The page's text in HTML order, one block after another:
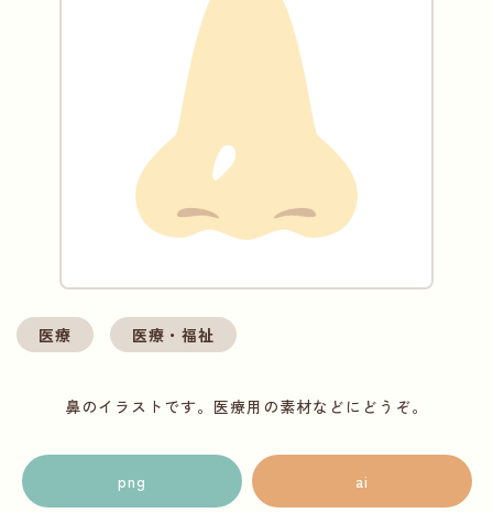
医療 医療・福祉
鼻のイラストです。医療用の素材などにどうぞ。
png ai